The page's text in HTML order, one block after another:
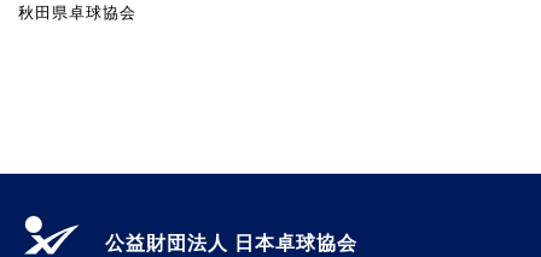
秋田県卓球協会
公益財団法人 日本卓球協会